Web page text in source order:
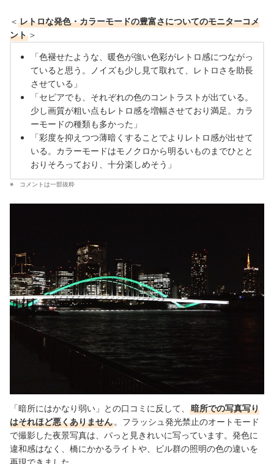
＜ レトロな発色・カラーモードの豊富さについてのモニターコメ
ント ＞
「色褪せたような、暖色が強い色彩がレトロ感につながっ
ていると思う。ノイズも少し見て取れて、レトロさを助長
させている」
「セピアでも、それぞれの色のコントラストが出ている。
少し画質が粗い点もレトロ感を増幅させており満足。カラ
ーモードの種類も多かった」
「彩度を抑えつつ薄暗くすることでよりレトロ感が出せて
いる。カラーモードはモノクロから明るいものまでひとと
おりそろっており、十分楽しめそう」
コメントは一部抜粋
「暗所にはかなり弱い」との口コミに反して、
暗所での写真写り
はそれほど悪くありません 。フラッシュ発光禁止のオートモード
で撮影した夜景写真は、パっと見きれいに写っています。発色に
違和感はなく、橋にかかるライトや、ビル群の照明の色の違いを